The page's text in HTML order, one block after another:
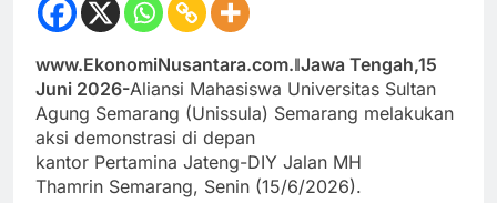
www.EkonomiNusantara.com.ǁJawa Tengah,15
Juni 2026-Aliansi Mahasiswa Universitas Sultan
Agung Semarang (Unissula) Semarang melakukan
aksi demonstrasi di depan
kantor Pertamina Jateng-DIY Jalan MH
Thamrin Semarang, Senin (15/6/2026).